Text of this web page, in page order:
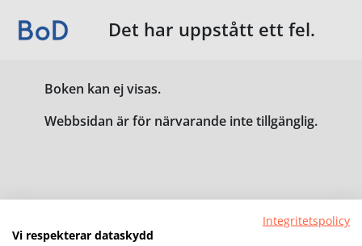
Det har uppstått ett fel.
Boken kan ej visas.
Webbsidan är för närvarande inte tillgänglig.
Integritetspolicy
Vi respekterar dataskydd